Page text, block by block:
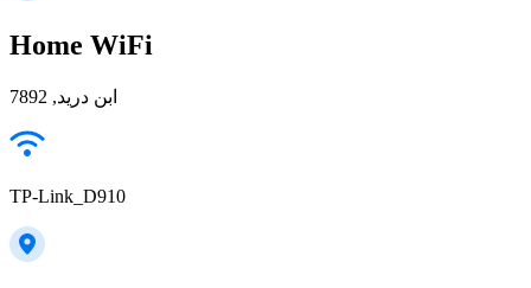
Home WiFi
ابن دريد, 7892
TP-Link_D910